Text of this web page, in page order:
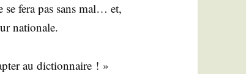
fera pas sans mal… et,
nationale.
au dic­tion­naire ! »